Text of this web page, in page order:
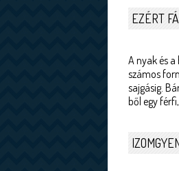
EZÉRT
A nyak és
számos
sajgásig.
ből egy